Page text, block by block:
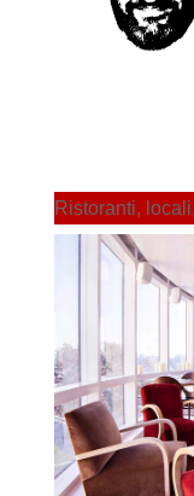
Ristoranti,